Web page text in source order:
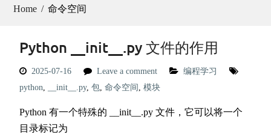
Home 命令空间
Python __init__.py 文件的作用
2025-07-16 Leave a comment
编程学习
python, __init__.py, 包, 命令空间 , 模块
Python 有一个特殊的 __init__.py 文件，它可以将一个
目录标记为